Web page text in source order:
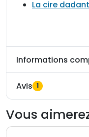
La cire
Informations
Avis 1
Vous